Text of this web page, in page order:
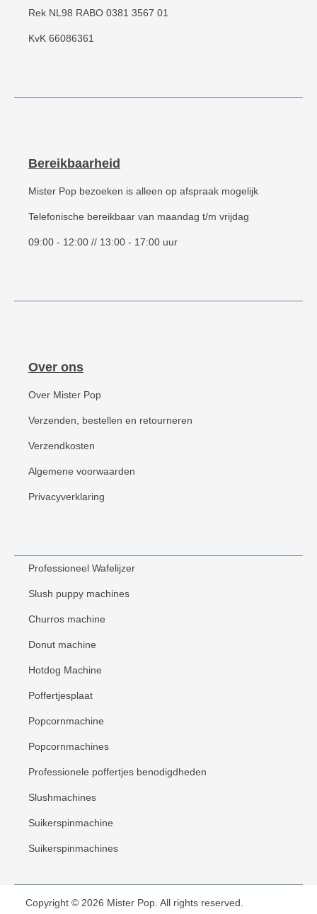
Rek NL98 RABO 0381 3567 01
KvK 66086361
Bereikbaarheid
Mister Pop bezoeken is alleen op afspraak mogelijk
Telefonische bereikbaar van maandag t/m vrijdag
09:00 - 12:00 // 13:00 - 17:00 uur
Over ons
Over Mister Pop
Verzenden, bestellen en retourneren
Verzendkosten
Algemene voorwaarden
Privacyverklaring
Professioneel Wafelijzer
Slush puppy machines
Churros machine
Donut machine
Hotdog Machine
Poffertjesplaat
Popcornmachine
Popcornmachines
Professionele poffertjes benodigdheden
Slushmachines
Suikerspinmachine
Suikerspinmachines
Copyright © 2026 Mister Pop. All rights reserved.